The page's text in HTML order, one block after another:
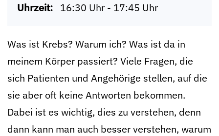
Uhrzeit: 16:30 Uhr - 17:45 Uhr
Was ist Krebs? Warum ich? Was ist da in
meinem Körper passiert? Viele Fragen, die
sich Patienten und Angehörige stellen, auf die
sie aber oft keine Antworten bekommen.
Dabei ist es wichtig, dies zu verstehen, denn
dann kann man auch besser verstehen, warum